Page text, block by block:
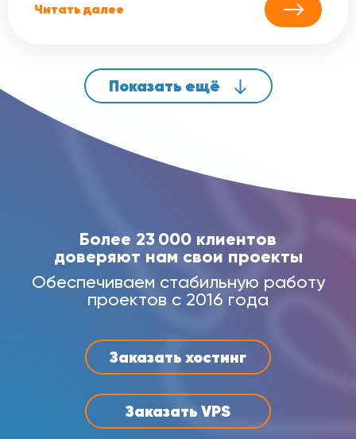
Читать далее
Показать ещё
Заказать хостинг
Заказать VPS
Более 23 000 клиентов
доверяют нам свои проекты
Обеспечиваем стабильную работу
проектов с 2016 года